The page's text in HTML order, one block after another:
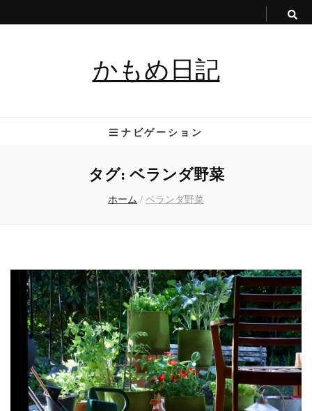
かもめ日記
ナビゲーション
タグ: ベランダ野菜
ホーム / ベランダ野菜